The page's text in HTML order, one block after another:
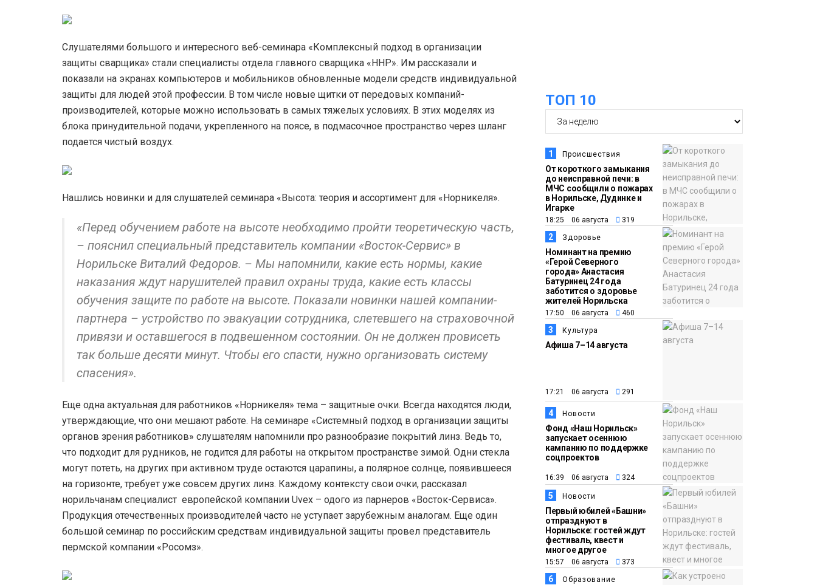
Слушателями большого и интересного веб-семинара «Комплексный подход в организации
защиты сварщика» стали специалисты отдела главного сварщика «ННР». Им рассказали и
показали на экранах компьютеров и мобильников обновленные модели средств индивидуальной
защиты для людей этой профессии. В том числе новые щитки от передовых компаний-
производителей, которые можно использовать в самых тяжелых условиях. В этих моделях из
блока принудительной подачи, укрепленного на поясе, в подмасочное пространство через шланг
подается чистый воздух.
Нашлись новинки и для слушателей семинара «Высота: теория и ассортимент для «Норникеля».
«Перед обучением работе на высоте необходимо пройти теоретическую часть,
– пояснил специальный представитель компании «Восток-Сервис» в
Норильске Виталий Федоров. – Мы напомнили, какие есть нормы, какие
наказания ждут нарушителей правил охраны труда, какие есть классы
обучения защите по работе на высоте. Показали новинки нашей компании-
партнера – устройство по эвакуации сотрудника, слетевшего на страховочной
привязи и оставшегося в подвешенном состоянии. Он не должен провисеть
так больше десяти минут. Чтобы его спасти, нужно организовать систему
спасения».
Еще одна актуальная для работников «Норникеля» тема – защитные очки. Всегда находятся люди,
утверждающие, что они мешают работе. На семинаре «Системный подход в организации защиты
органов зрения работников» слушателям напомнили про разнообразие покрытий линз. Ведь то,
что подходит для рудников, не годится для работы на открытом пространстве зимой. Одни стекла
могут потеть, на других при активном труде остаются царапины, а полярное солнце, появившееся
на горизонте, требует уже совсем других линз. Каждому контексту свои очки, рассказал
норильчанам специалист европейской компании Uvex – одого из парнеров «Восток-Сервиса».
Продукция отечественных производителей часто не уступает зарубежным аналогам. Еще один
большой семинар по российским средствам индивидуальной защиты провел представитель
пермской компании «Росомз».
14:36
Плато
Путорана
На плато Путорана
создадут систему
наблюдения за вечной
мерзлотой и очистят
территорию от мусора
13:47
Новости
Заполярный
транспортный филиал
в Дудинке
заасфальтировал 47
тысяч «квадратов»
грузовых площадок
13:10
В Норильске лыжную
базу «Оль-Гуль»
12:25
Медиакомпании
Барнаул обошёл
Красноярск в
списке городов,
откуда приехали
норильчане
ТОП 10
1 Происшествия
От короткого замыкания
до неисправной печи: в
МЧС сообщили о пожарах
в Норильске, Дудинке и
Игарке
18:25 06 августа 319
2 Здоровье
Номинант на премию
«Герой Северного
города» Анастасия
Батуринец 24 года
заботится о здоровье
жителей Норильска
17:50 06 августа 460
3 Культура
Афиша 7–14 августа
17:21 06 августа 291
4 Новости
Фонд «Наш Норильск»
запускает осеннюю
кампанию по поддержке
соцпроектов
16:39 06 августа 324
5 Новости
Первый юбилей «Башни»
отпразднуют в
Норильске: гостей ждут
фестиваль, квест и
многое другое
15:57 06 августа 373
6 Образование